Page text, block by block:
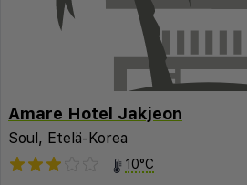
Amare Hotel Jakjeon
Soul, Etelä-Korea
10°C